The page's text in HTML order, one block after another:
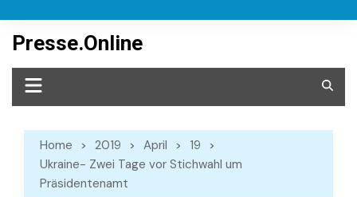
content
Presse.Online
Home 2019 April
19
Ukraine- Zwei Tage vor Stichwahl um
Präsidentenamt